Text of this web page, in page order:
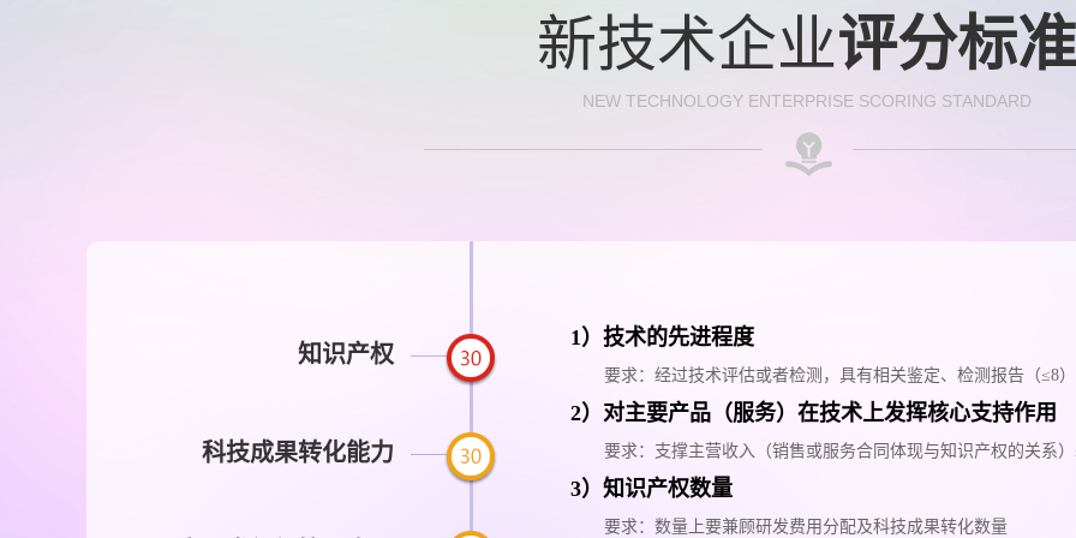
新技术企业评分标准
NEW TECHNOLOGY ENTERPRISE SCORING STANDARD
知识产权
科技成果转化能力
1）技术的先进程度
要求：经过技术评估或者检测，具有相关鉴定、检测报告（≤8）
2）对主要产品（服务）在技术上发挥核心支持作用
要求：支撑主营收入（销售或服务合同体现与知识产权的关系
3）知识产权数量
要求：数量上要兼顾研发费用分配及科技成果转化数量